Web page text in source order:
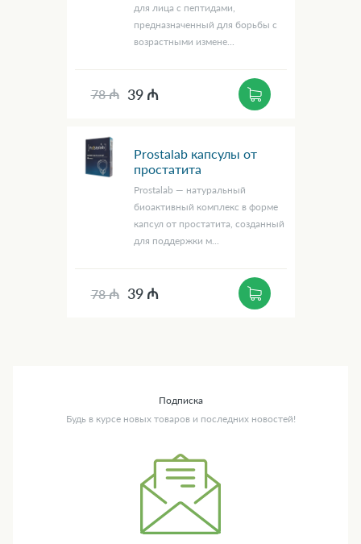
для лица с пептидами,
предназначенный для борьбы с
возрастными измене...
78 ₼ 39 ₼
Prostalab капсулы от
простатита
Prostalab — натуральный
биоактивный комплекс в форме
капсул от простатита, созданный
для поддержки м...
78 ₼ 39 ₼
Подписка
Будь в курсе новых товаров и последних новостей!